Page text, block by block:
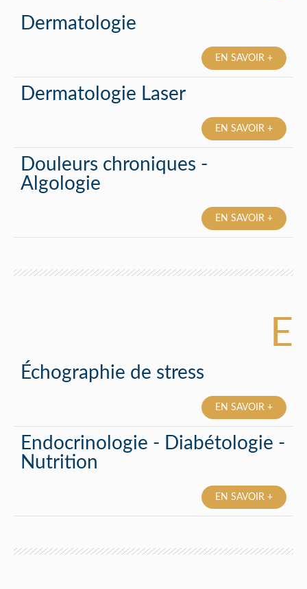
Dermatologie
EN SAVOIR +
Dermatologie Laser
EN SAVOIR +
Douleurs chroniques -
Algologie
EN SAVOIR +
E
Échographie de stress
EN SAVOIR +
Endocrinologie - Diabétologie -
Nutrition
EN SAVOIR +